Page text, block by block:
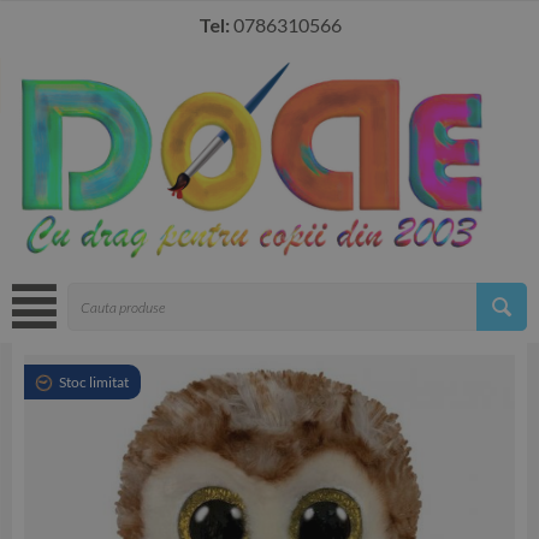
Tel: 0786310566
Stoc limitat